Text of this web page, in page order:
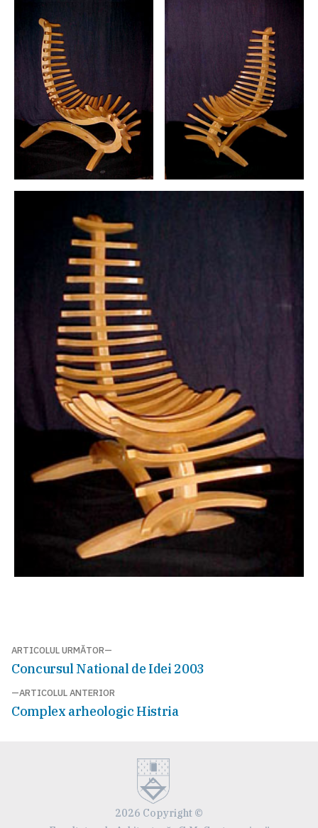
Navigare
în
articole
ARTICOLUL ANTERIOR
Articolul
Complex arheologic Histria
ARTICOLUL URMĂTOR
Articolul
Concursul National de Idei 2003
2026 Copyright ©